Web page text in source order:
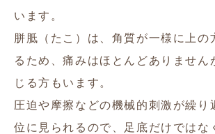
います。
胼胝（たこ）は、角質が一様に上の
るため、痛みはほとんどありません
じる方もいます。
圧迫や摩擦などの機械的刺激が繰り
位に見られるので、足底だけではな